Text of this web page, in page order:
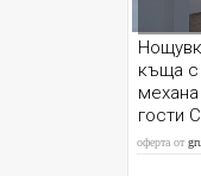
къща с
гости
оферта от